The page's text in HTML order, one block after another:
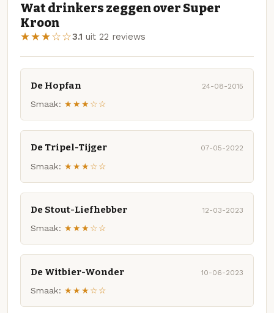
Wat drinkers zeggen over Super
Kroon
★★★☆☆3.1 uit 22 reviews
De Hopfan 24-08-2015
Smaak: ★★★☆☆
De Tripel-Tijger 07-05-2022
Smaak: ★★★☆☆
De Stout-Liefhebber 12-03-2023
Smaak: ★★★☆☆
De Witbier-Wonder 10-06-2023
Smaak: ★★★☆☆